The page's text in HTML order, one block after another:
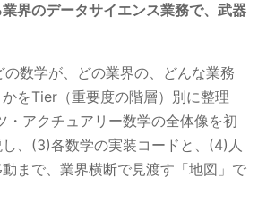
界のデータサイエンス業務で、武器
の数学が、どの業界の、どんな業務
をTier（重要度の階層）別に整理
・アクチュアリー数学の全体像を初
、(3)各数学の実装コードと、(4)人
まで、業界横断で見渡す「地図」で